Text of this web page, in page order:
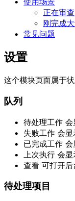
正在审
刚完成
常见问题
设置
这个模块页面属于
队列
待处理工作 会
失败工作 会显
已完成工作 会
上次执行 会显
查看 可打开后
待处理项目